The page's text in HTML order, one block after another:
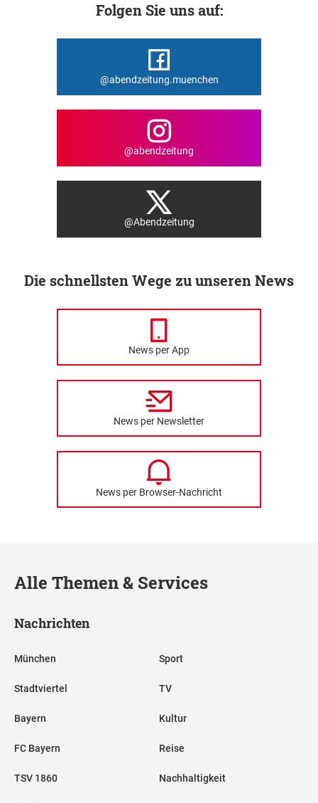
Folgen Sie uns auf:
@abendzeitung.muenchen
@abendzeitung
@Abendzeitung
Die schnellsten Wege zu unseren News
News per App
News per Newsletter
News per Browser-Nachricht
Alle Themen & Services
Nachrichten
München
Stadtviertel
Bayern
FC Bayern
TSV 1860
Sport
TV
Kultur
Reise
Nachhaltigkeit